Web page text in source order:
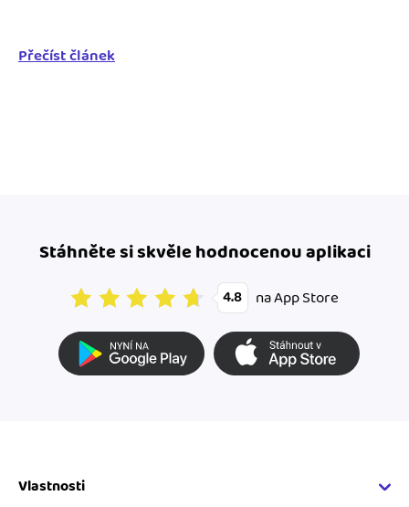
Přečíst článek
Stáhněte si skvěle hodnocenou aplikaci
4.8 na App Store
Vlastnosti